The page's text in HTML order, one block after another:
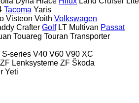
Tacoma Yaris
Visteon Voith Volkswagen
Crafter Golf LT Multivan Passat
Touareg Touran Transporter
S-series V40 V60 V90 XC
ZF Lenksysteme ZF Škoda
Yeti